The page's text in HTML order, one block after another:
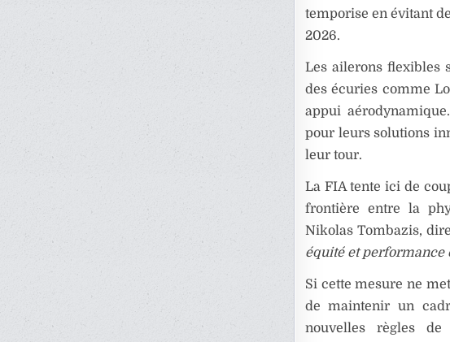
temporise en évitant
2026.
Les ailerons flexibles
des écuries comme
appui
pour leurs solutions
leur tour.
La FIA tente ici de
frontière entre la
Nikolas Tombazis,
équité et performance
Si cette mesure ne
de maintenir un
nouvelles règles